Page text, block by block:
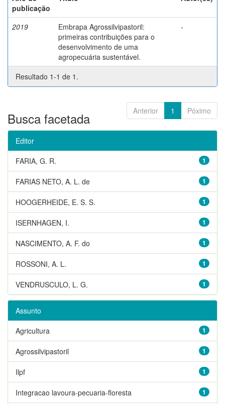
publicação
2019
Embrapa Agrossilvipastoril:
primeiras contribuições para o
desenvolvimento de uma
agropecuária sustentável.
-
Resultado 1-1 de 1.
Anterior 1 Póximo
Busca facetada
Editor
1
FARIA, G. R.
1
FARIAS NETO, A. L. de
1
HOOGERHEIDE, E. S. S.
1
ISERNHAGEN, I.
1
NASCIMENTO, A. F. do
1
ROSSONI, A. L.
1
VENDRUSCULO, L. G.
Assunto
1
Agricultura
1
Agrossilvipastoril
1
Ilpf
1
Integracao lavoura-pecuaria-floresta